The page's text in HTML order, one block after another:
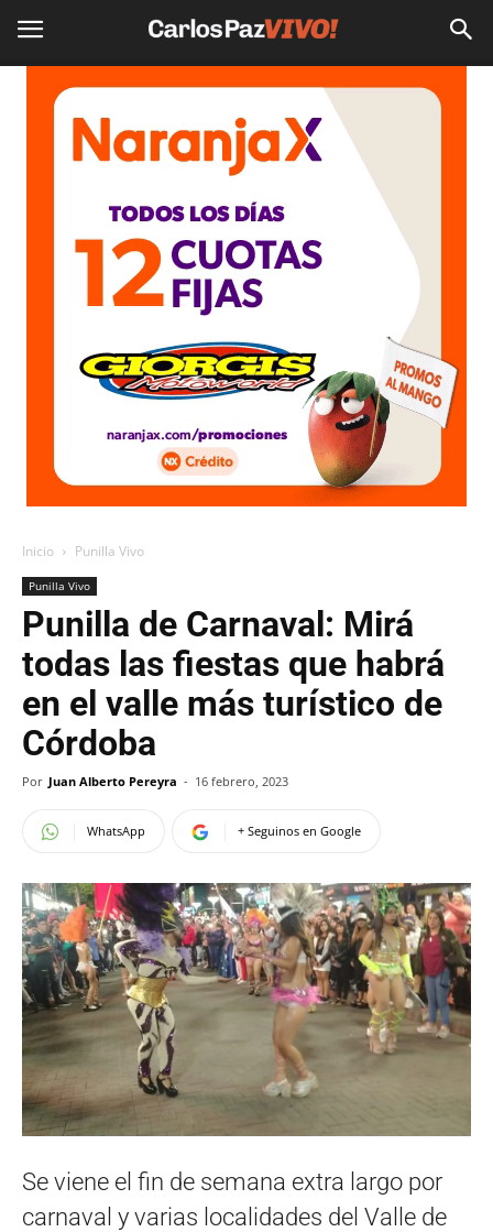
Inicio Punilla Vivo
Punilla Vivo
Punilla de Carnaval: Mirá
todas las fiestas que habrá
en el valle más turístico de
Córdoba
Por Juan Alberto Pereyra - 16 febrero, 2023
WhatsApp + Seguinos en Google
Se viene el fin de semana extra largo por
carnaval y varias localidades del Valle de